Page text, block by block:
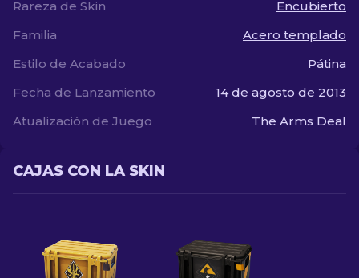
Rareza de Skin
Encubierto
Familia
Acero templado
Estilo de Acabado
Pátina
Fecha de Lanzamiento
14 de agosto de 2013
Atualización de Juego
The Arms Deal
CAJAS CON LA SKIN